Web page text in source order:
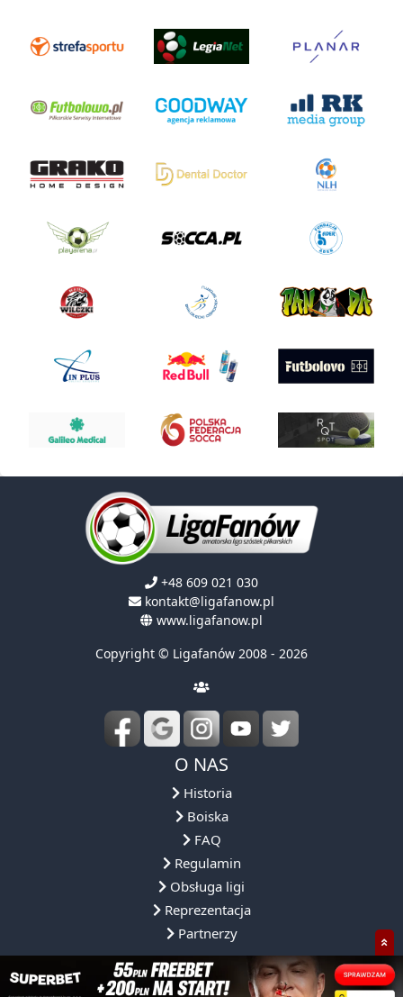
+48 609 021 030
kontakt@ligafanow.pl
www.ligafanow.pl
Copyright © Ligafanów 2008 - 2026
O NAS
Historia
Boiska
FAQ
Regulamin
Obsługa ligi
Reprezentacja
Partnerzy
NASZA OFERTA NASZE ROZGRYWKI DLACZEGO MY?